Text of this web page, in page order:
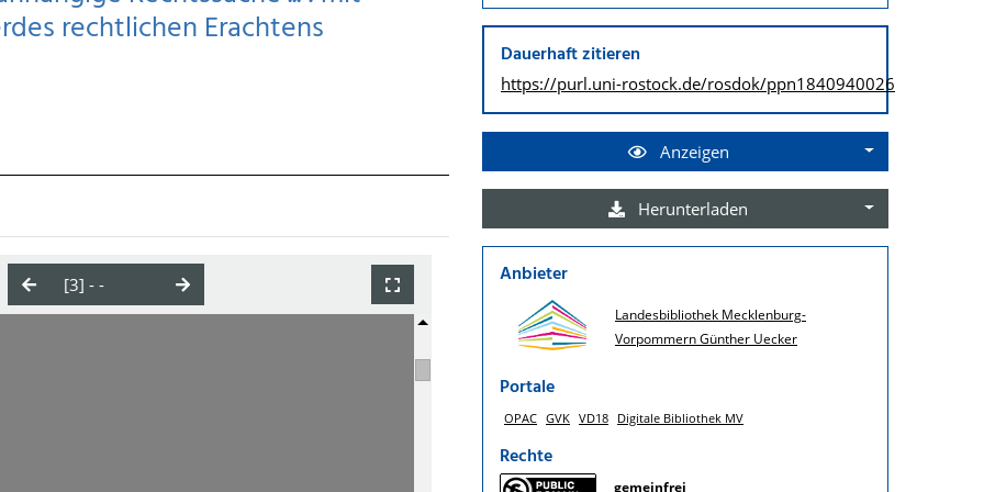
rechtlichen Erachtens
Dauerhaft zitieren
https://purl.uni-rostock.de/rosdok/ppn1840940026
Anzeigen
Herunterladen
Anbieter
Landesbibliothek Mecklenburg-
Vorpommern Günther Uecker
Portale
OPAC GVK VD18 Digitale Bibliothek MV
Rechte
gemeinfrei